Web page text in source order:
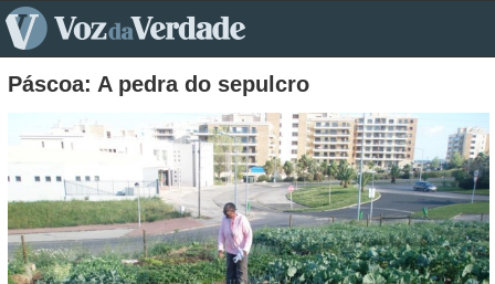
Páscoa: A pedra do sepulcro